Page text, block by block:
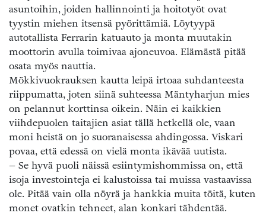
asuntoihin, joiden hallinnointi ja hoitotyöt ovat
tyystin miehen itsensä pyörittämiä. Löytyypä
autotallista Ferrarin katuauto ja monta muutakin
moottorin avulla toimivaa ajoneuvoa. Elämästä pitää
osata myös nauttia.
Mökkivuokrauksen kautta leipä irtoaa suhdanteesta
riippumatta, joten siinä suhteessa Mäntyharjun mies
on pelannut korttinsa oikein. Näin ei kaikkien
viihdepuolen taitajien asiat tällä hetkellä ole, vaan
moni heistä on jo suoranaisessa ahdingossa. Viskari
povaa, että edessä on vielä monta ikävää uutista.
– Se hyvä puoli näissä esiintymishommissa on, että
isoja investointeja ei kalustoissa tai muissa vastaavissa
ole. Pitää vain olla nöyrä ja hankkia muita töitä, kuten
monet ovatkin tehneet, alan konkari tähdentää.